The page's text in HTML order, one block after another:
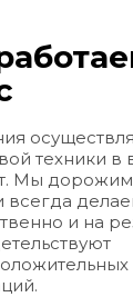
техники в
Мы
всегда
и на